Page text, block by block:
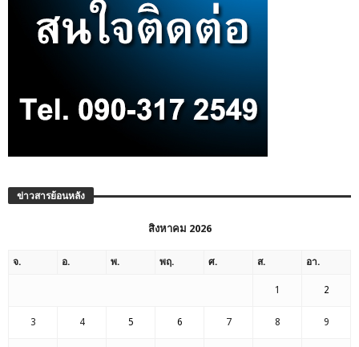
ข่าวสารย้อนหลัง
สิงหาคม 2026
จ. อ. พ. พฤ. ศ. ส. อา.
1 2
3 4 5 6 7 8 9